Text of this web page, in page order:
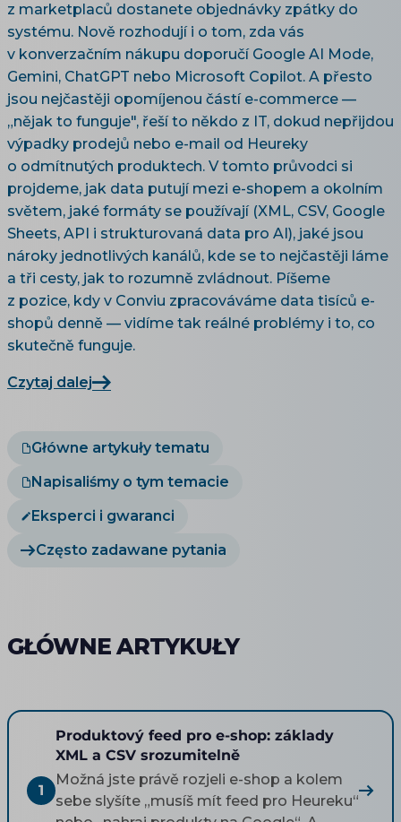
z marketplaců dostanete objednávky zpátky do
systému. Nově rozhodují i o tom, zda vás
v konverzačním nákupu doporučí Google AI Mode,
Gemini, ChatGPT nebo Microsoft Copilot. A přesto
jsou nejčastěji opomíjenou částí e-commerce —
„nějak to funguje", řeší to někdo z IT, dokud nepřijdou
výpadky prodejů nebo e-mail od Heureky
o odmítnutých produktech. V tomto průvodci si
projdeme, jak data putují mezi e-shopem a okolním
světem, jaké formáty se používají (XML, CSV, Google
Sheets, API i strukturovaná data pro AI), jaké jsou
nároky jednotlivých kanálů, kde se to nejčastěji láme
a tři cesty, jak to rozumně zvládnout. Píšeme
z pozice, kdy v Conviu zpracováváme data tisíců e-
shopů denně — vidíme tak reálné problémy i to, co
skutečně funguje.
Czytaj dalej
Główne artykuły tematu
Napisaliśmy o tym temacie
Eksperci i gwaranci
Często zadawane pytania
GŁÓWNE ARTYKUŁY
1
Produktový feed pro e-shop: základy
XML a CSV srozumitelně
Možná jste právě rozjeli e-shop a kolem
sebe slyšíte „musíš mít feed pro Heureku“